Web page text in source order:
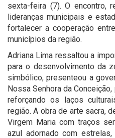
sexta-feira (7). O encontro,
lideranças municipais e
fortalecer a cooperação
municípios da região.
Adriana Lima ressaltou a
para o desenvolvimento da
simbólico, presenteou a
Nossa Senhora da
reforçando os laços
região. A obra de arte sacra,
Virgem Maria com traços
azul adornado com